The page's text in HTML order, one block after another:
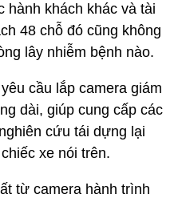
hành khách khác và tài
48 chỗ đó cũng không
lây nhiễm bệnh nào.
cầu lắp camera giám
dài, giúp cung cấp các
cứu tái dựng lại
xe nói trên.
từ camera hành trình